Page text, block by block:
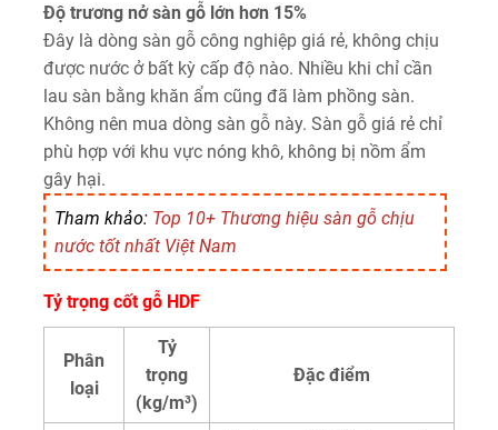
Độ trương nở sàn gỗ lớn hơn 15%
Đây là dòng sàn gỗ công nghiệp giá rẻ, không chịu
được nước ở bất kỳ cấp độ nào. Nhiều khi chỉ cần
lau sàn bằng khăn ẩm cũng đã làm phồng sàn.
Không nên mua dòng sàn gỗ này. Sàn gỗ giá rẻ chỉ
phù hợp với khu vực nóng khô, không bị nồm ẩm
gây hại.
Tham khảo: Top 10+ Thương hiệu sàn gỗ chịu
nước tốt nhất Việt Nam
Tỷ trọng cốt gỗ HDF
Phân
loại
Tỷ
trọng
(kg/m³)
Đặc điểm